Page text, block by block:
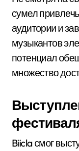
сумел
аудитории и
музыкантов
потенциал
множество
Biicla смог